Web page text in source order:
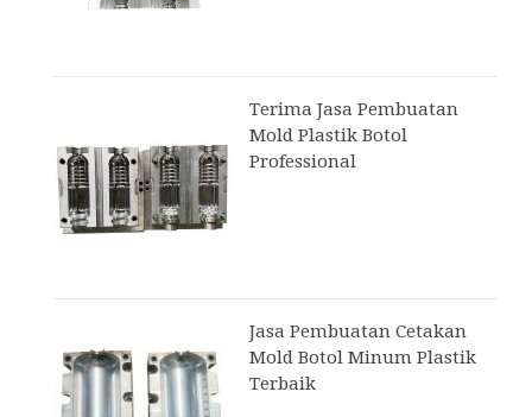
Terima Jasa Pembuatan
Mold Plastik Botol
Professional
Jasa Pembuatan Cetakan
Mold Botol Minum Plastik
Terbaik